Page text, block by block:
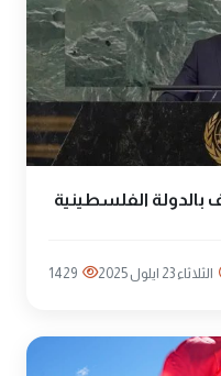
بالدولة الفلسطينية
الثلاثاء 23 ايلول 2025 1429